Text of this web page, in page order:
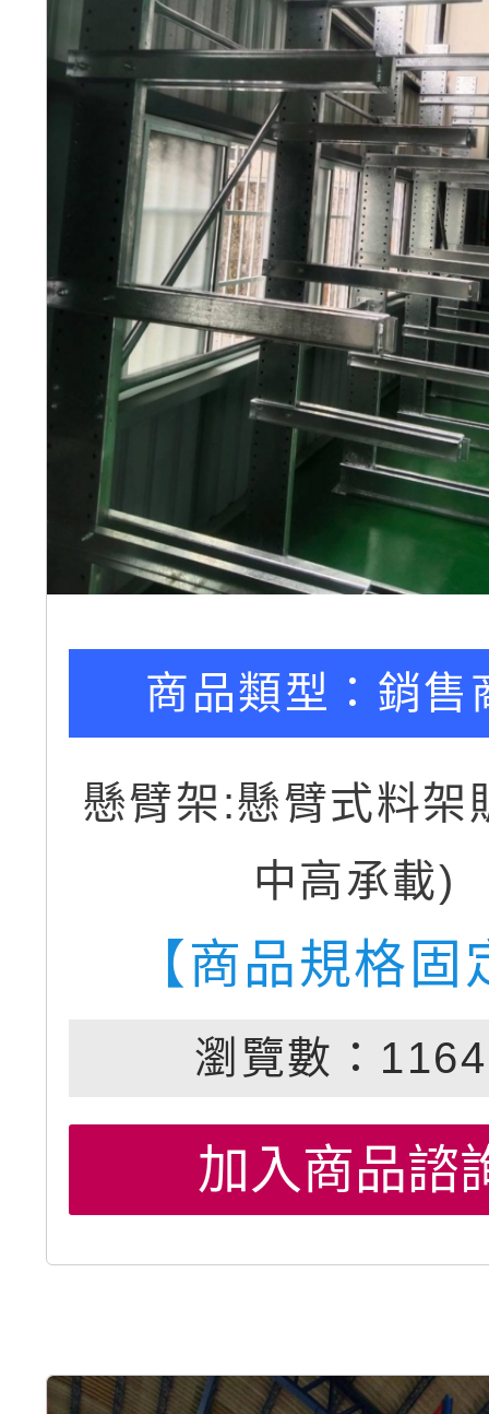
商品類型： 銷售
懸臂架:懸臂式料架
中高承載)
【商品規格固
瀏覽數：
加入商品諮